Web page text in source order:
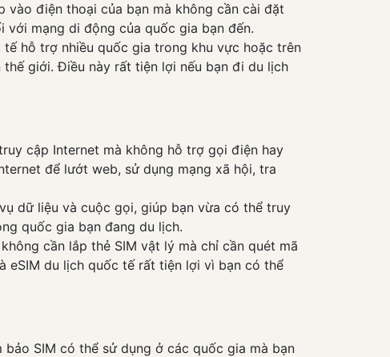
vào điện thoại của bạn mà không cần cài đặt
với mạng di động của quốc gia bạn đến.
hỗ trợ nhiều quốc gia trong khu vực hoặc trên
giới. Điều này rất tiện lợi nếu bạn đi du lịch
cập Internet mà không hỗ trợ gọi điện hay
để lướt web, sử dụng mạng xã hội, tra
dữ liệu và cuộc gọi, giúp bạn vừa có thể truy
quốc gia bạn đang du lịch.
cần lắp thẻ SIM vật lý mà chỉ cần quét mã
eSIM du lịch quốc tế rất tiện lợi vì bạn có thể
bảo SIM có thể sử dụng ở các quốc gia mà bạn